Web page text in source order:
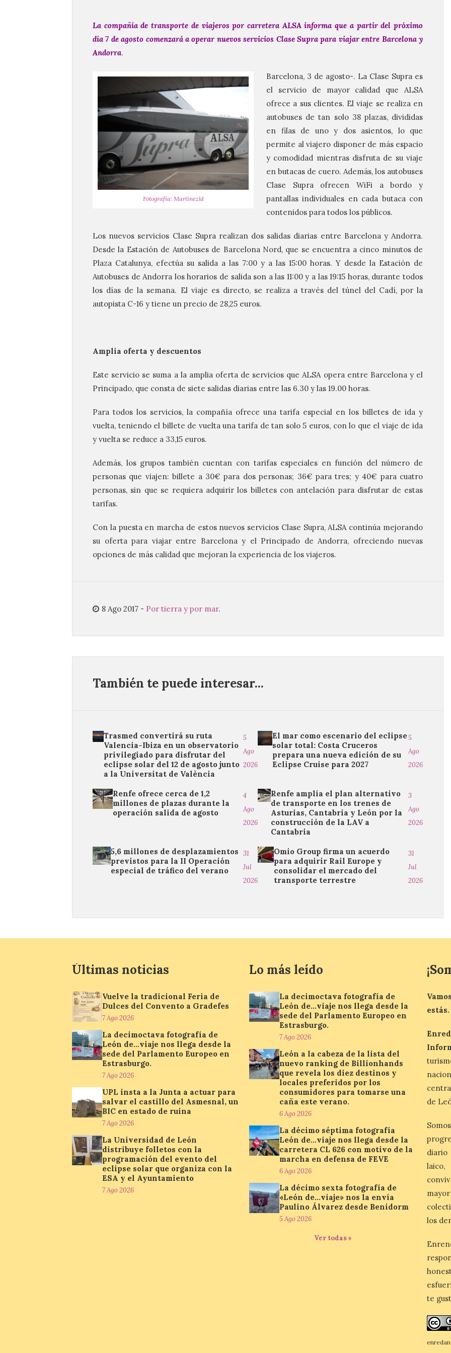
La compañía de transporte de viajeros por carretera ALSA informa que a partir del próximo
día 7 de agosto comenzará a operar nuevos servicios Clase Supra para viajar entre Barcelona y
Andorra.
Fotografía: Martínezld
Barcelona, 3 de agosto-. La Clase Supra es
el servicio de mayor calidad que ALSA
ofrece a sus clientes. El viaje se realiza en
autobuses de tan solo 38 plazas, divididas
en filas de uno y dos asientos, lo que
permite al viajero disponer de más espacio
y comodidad mientras disfruta de su viaje
en butacas de cuero. Además, los autobuses
Clase Supra ofrecen WiFi a bordo y
pantallas individuales en cada butaca con
contenidos para todos los públicos.
Los nuevos servicios Clase Supra realizan dos salidas diarias entre Barcelona y Andorra.
Desde la Estación de Autobuses de Barcelona Nord, que se encuentra a cinco minutos de
Plaza Catalunya, efectúa su salida a las 7:00 y a las 15:00 horas. Y desde la Estación de
Autobuses de Andorra los horarios de salida son a las 11:00 y a las 19:15 horas, durante todos
los días de la semana. El viaje es directo, se realiza a través del túnel del Cadí, por la
autopista C-16 y tiene un precio de 28,25 euros.
Amplia oferta y descuentos
Este servicio se suma a la amplia oferta de servicios que ALSA opera entre Barcelona y el
Principado, que consta de siete salidas diarias entre las 6.30 y las 19.00 horas.
Para todos los servicios, la compañía ofrece una tarifa especial en los billetes de ida y
vuelta, teniendo el billete de vuelta una tarifa de tan solo 5 euros, con lo que el viaje de ida
y vuelta se reduce a 33,15 euros.
Además, los grupos también cuentan con tarifas especiales en función del número de
personas que viajen: billete a 30€ para dos personas; 36€ para tres; y 40€ para cuatro
personas, sin que se requiera adquirir los billetes con antelación para disfrutar de estas
tarifas.
Con la puesta en marcha de estos nuevos servicios Clase Supra, ALSA continúa mejorando
su oferta para viajar entre Barcelona y el Principado de Andorra, ofreciendo nuevas
opciones de más calidad que mejoran la experiencia de los viajeros.
8 Ago 2017 - Por tierra y por mar.
También te puede interesar...
Trasmed convertirá su ruta
Valencia-Ibiza en un observatorio
privilegiado para disfrutar del
eclipse solar del 12 de agosto junto
a la Universitat de València
5
Ago
2026
El mar como escenario del eclipse
solar total: Costa Cruceros
prepara una nueva edición de su
Eclipse Cruise para 2027
5
Ago
2026
Renfe ofrece cerca de 1,2
millones de plazas durante la
operación salida de agosto
4
Ago
2026
Renfe amplía el plan alternativo
de transporte en los trenes de
Asturias, Cantabria y León por la
construcción de la LAV a
Cantabria
3
Ago
2026
5,6 millones de desplazamientos
previstos para la II Operación
especial de tráfico del verano
31
Jul
2026
Omio Group firma un acuerdo
para adquirir Rail Europe y
consolidar el mercado del
transporte terrestre
31
Jul
2026
Últimas noticias
Vuelve la tradicional Feria de
Dulces del Convento a Gradefes
7 Ago 2026
La decimoctava fotografía de
León de…viaje nos llega desde la
sede del Parlamento Europeo en
Estrasburgo.
7 Ago 2026
UPL insta a la Junta a actuar para
salvar el castillo del Asmesnal, un
BIC en estado de ruina
7 Ago 2026
La Universidad de León
distribuye folletos con la
programación del evento del
eclipse solar que organiza con la
ESA y el Ayuntamiento
7 Ago 2026
Lo más leído
La decimoctava fotografía de
León de…viaje nos llega desde la
sede del Parlamento Europeo en
Estrasburgo.
7 Ago 2026
León a la cabeza de la lista del
nuevo ranking de Billionhands
que revela los diez destinos y
locales preferidos por los
consumidores para tomarse una
caña este verano.
6 Ago 2026
La décimo séptima fotografía
León de…viaje nos llega desde la
carretera CL 626 con motivo de la
marcha en defensa de FEVE
6 Ago 2026
La décimo sexta fotografía de
«León de…viaje» nos la envía
Paulino Álvarez desde Benidorm
5 Ago 2026
Ver todas »
estás.
de
diario
los
te